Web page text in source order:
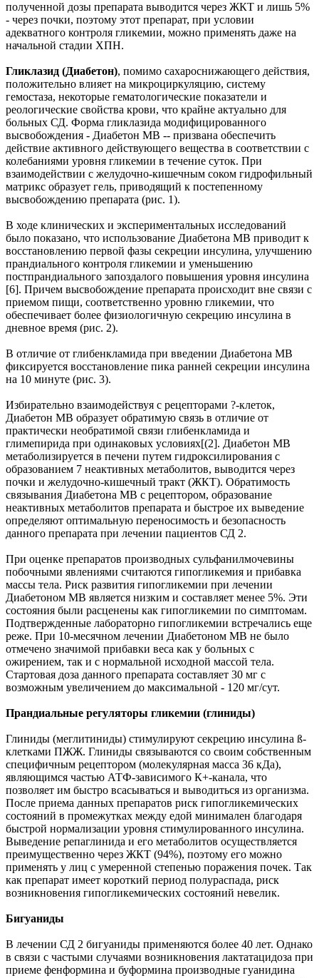
полученной дозы препарата выводится через ЖКТ и лишь 5%
- через почки, поэтому этот препарат, при условии
адекватного контроля гликемии, можно применять даже на
начальной стадии ХПН.
Гликлазид (Диабетон), помимо сахароснижающего действия,
положительно влияет на микроциркуляцию, систему
гемостаза, некоторые гематологические показатели и
реологические свойства крови, что крайне актуально для
больных СД. Форма гликлазида модифицированного
высвобождения - Диабетон МВ -- призвана обеспечить
действие активного действующего вещества в соответствии с
колебаниями уровня гликемии в течение суток. При
взаимодействии с желудочно-кишечным соком гидрофильный
матрикс образует гель, приводящий к постепенному
высвобождению препарата (рис. 1).
В ходе клинических и экспериментальных исследований
было показано, что использование Диабетона МВ приводит к
восстановлению первой фазы секреции инсулина, улучшению
прандиального контроля гликемии и уменьшению
постпрандиального запоздалого повышения уровня инсулина
[6]. Причем высвобождение препарата происходит вне связи с
приемом пищи, соответственно уровню гликемии, что
обеспечивает более физиологичную секрецию инсулина в
дневное время (рис. 2).
В отличие от глибенкламида при введении Диабетона МВ
фиксируется восстановление пика ранней секреции инсулина
на 10 минуте (рис. 3).
Избирательно взаимодействуя с рецепторами ?-клеток,
Диабетон МВ образует обратимую связь в отличие от
практически необратимой связи глибенкламида и
глимепирида при одинаковых условиях[(2]. Диабетон МВ
метаболизируется в печени путем гидроксилирования с
образованием 7 неактивных метаболитов, выводится через
почки и желудочно-кишечный тракт (ЖКТ). Обратимость
связывания Диабетона МВ с рецептором, образование
неактивных метаболитов препарата и быстрое их выведение
определяют оптимальную переносимость и безопасность
данного препарата при лечении пациентов СД 2.
При оценке препаратов производных сульфанилмочевины
побочными явлениями считаются гипогликемия и прибавка
массы тела. Риск развития гипогликемии при лечении
Диабетоном МВ является низким и составляет менее 5%. Эти
состояния были расценены как гипогликемии по симптомам.
Подтвержденные лабораторно гипогликемии встречались еще
реже. При 10-месячном лечении Диабетоном МВ не было
отмечено значимой прибавки веса как у больных с
ожирением, так и с нормальной исходной массой тела.
Стартовая доза данного препарата составляет 30 мг с
возможным увеличением до максимальной - 120 мг/сут.
Прандиальные регуляторы гликемии (глиниды)
Глиниды (меглитиниды) стимулируют секрецию инсулина ß-
клетками ПЖЖ. Глиниды связываются со своим собственным
специфичным рецептором (молекулярная масса 36 кДа),
являющимся частью АТФ-зависимого К+-канала, что
позволяет им быстро всасываться и выводиться из организма.
После приема данных препаратов риск гипогликемических
состояний в промежутках между едой минимален благодаря
быстрой нормализации уровня стимулированного инсулина.
Выведение репаглинида и его метаболитов осуществляется
преимущественно через ЖКТ (94%), поэтому его можно
применять у лиц с умеренной степенью поражения почек. Так
как препарат имеет короткий период полураспада, риск
возникновения гипогликемических состояний невелик.
Бигуаниды
В лечении СД 2 бигуаниды применяются более 40 лет. Однако
в связи с частыми случаями возникновения лактатацидоза при
приеме фенформина и буформина производные гуанидина